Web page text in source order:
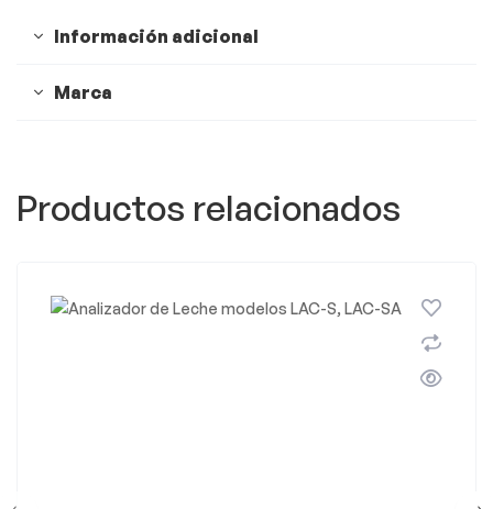
Información adicional
Marca
Productos relacionados